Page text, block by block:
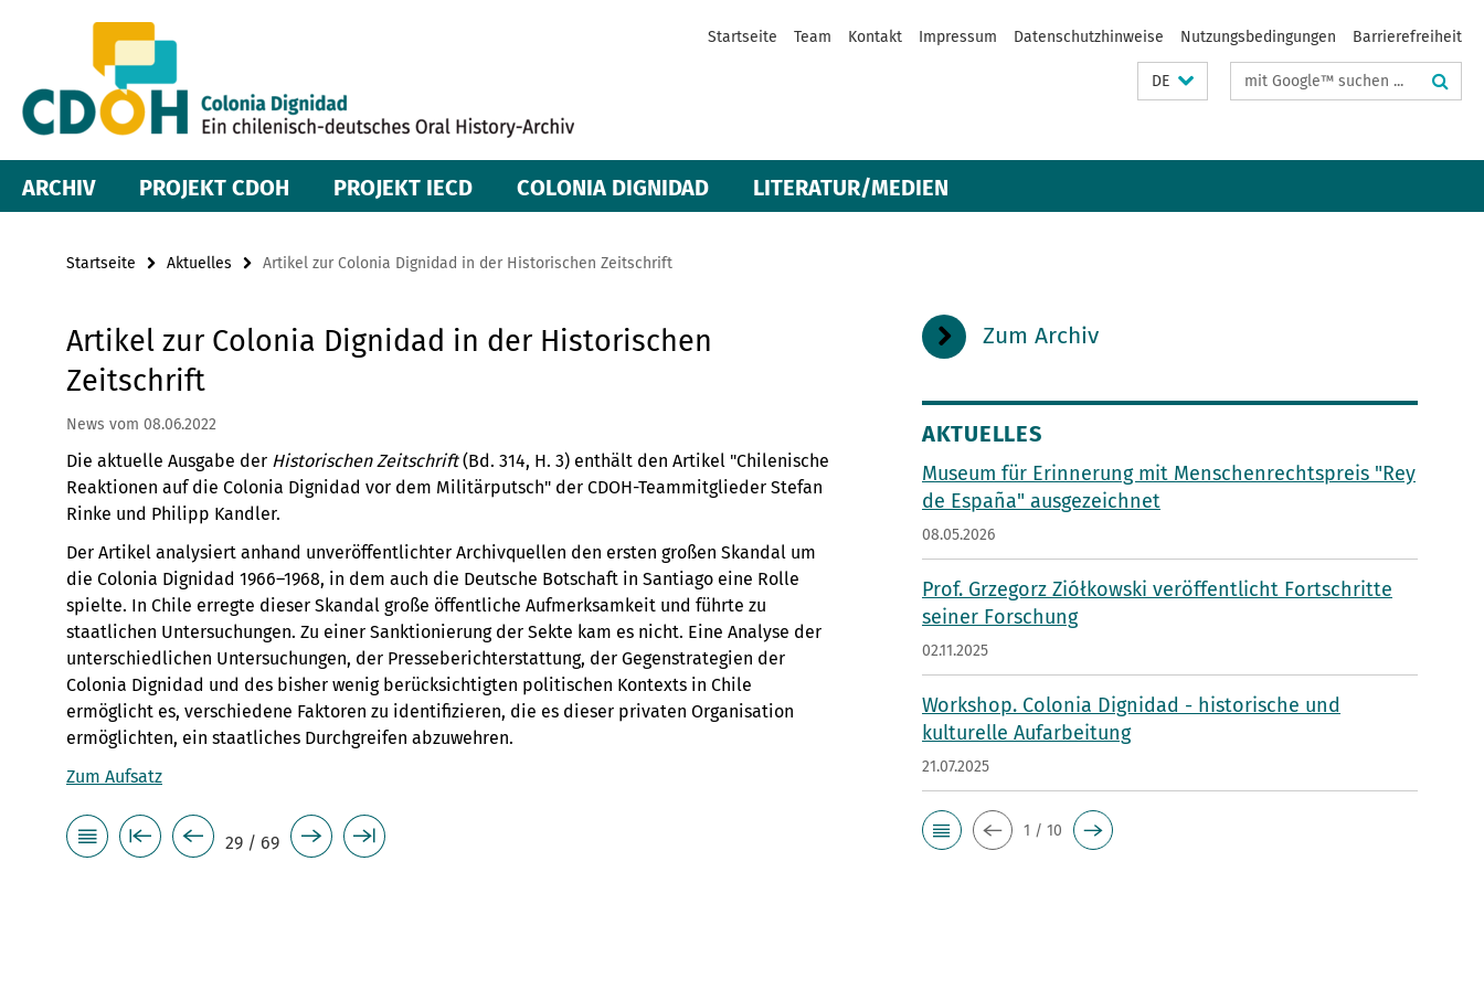
Inhalt
Navigation
Startseite Team Kontakt Impressum Datenschutzhinweise Nutzungsbedingungen Barrierefreiheit
DE Suchbegriffe
ARCHIV PROJEKT CDOH PROJEKT IECD COLONIA DIGNIDAD LITERATUR/MEDIEN
Startseite Aktuelles Artikel zur Colonia Dignidad in der Historischen Zeitschrift
Artikel zur Colonia Dignidad in der Historischen
Zeitschrift
News vom 08.06.2022
Die aktuelle Ausgabe der Historischen Zeitschrift(Bd. 314, H. 3) enthält den Artikel "Chilenische
Reaktionen auf die Colonia Dignidad vor dem Militärputsch" der CDOH-Teammitglieder Stefan
Rinke und Philipp Kandler.
Der Artikel analysiert anhand unveröffentlichter Archivquellen den ersten großen Skandal um
die Colonia Dignidad 1966–1968, in dem auch die Deutsche Botschaft in Santiago eine Rolle
spielte. In Chile erregte dieser Skandal große öffentliche Aufmerksamkeit und führte zu
staatlichen Untersuchungen. Zu einer Sanktionierung der Sekte kam es nicht. Eine Analyse der
unterschiedlichen Untersuchungen, der Presseberichterstattung, der Gegenstrategien der
Colonia Dignidad und des bisher wenig berücksichtigten politischen Kontexts in Chile
ermöglicht es, verschiedene Faktoren zu identifizieren, die es dieser privaten Organisation
ermöglichten, ein staatliches Durchgreifen abzuwehren.
Zum Aufsatz
29 / 69
Zum Archiv
AKTUELLES
Museum für Erinnerung mit Menschenrechtspreis "Rey
de España" ausgezeichnet
08.05.2026
Prof. Grzegorz Ziółkowski veröffentlicht Fortschritte
seiner Forschung
02.11.2025
Workshop. Colonia Dignidad - historische und
kulturelle Aufarbeitung
21.07.2025
1 / 10